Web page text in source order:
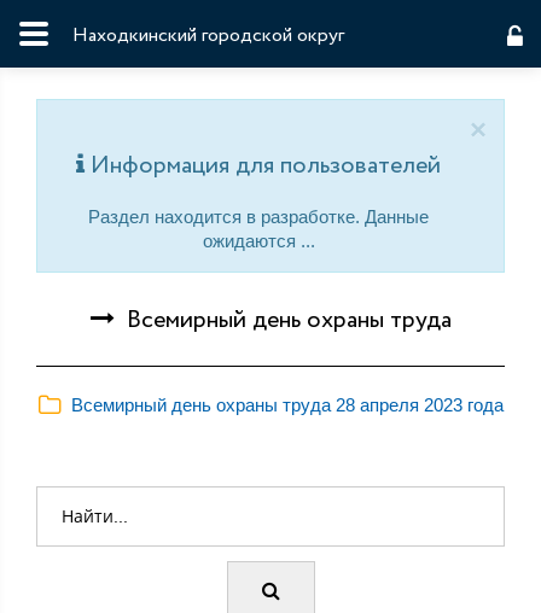
Находкинский городской округ
×
Информация для пользователей
Раздел находится в разработке. Данные
ожидаются ...
Всемирный день охраны труда
Всемирный день охраны труда 28 апреля 2023 года